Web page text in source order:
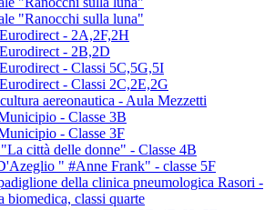
"Ranocchi sulla luna"
- 2A,2F,2H
- 2B,2D
- Classi 5C,5G,5I
- Classi 2C,2E,2G
aereonautica - Aula Mezzetti
- Classe 3B
- Classe 3F
città delle donne" - Classe 4B
" #Anne Frank" - classe 5F
della clinica pneumologica Rasori -
biomedica, classi quarte